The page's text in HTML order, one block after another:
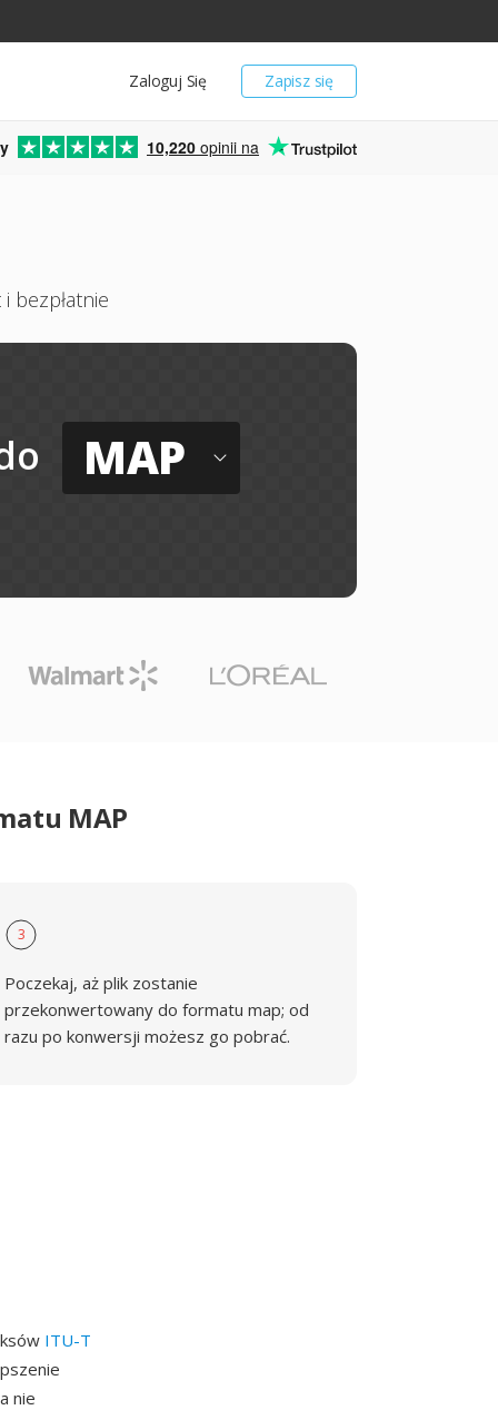
Zapisz się
Zaloguj Się
10,220 opinii na
bezpłatnie
MAP
MAP
3
Poczekaj, aż plik zostanie
przekonwertowany do formatu map; od
razu po konwersji możesz go pobrać.
ITU-T
nie